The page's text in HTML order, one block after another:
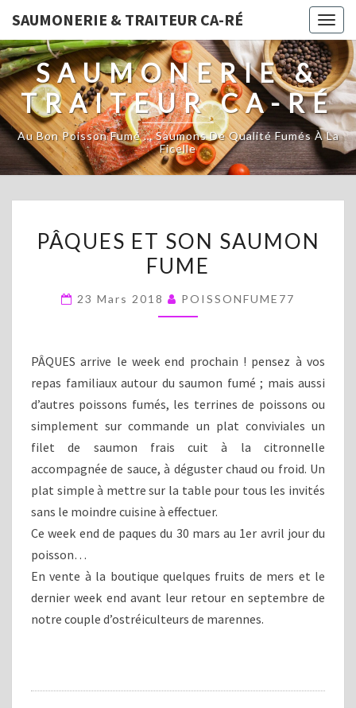
SAUMONERIE & TRAITEUR CA-RÉ
SAUMONERIE &
TRAITEUR CA-RÉ
Au Bon Poisson Fumé … Saumons De Qualité Fumés À La
Ficelle
ET
SON
PÂQUES ET SON SAUMON
FUME
23 Mars 2018 POISSONFUME77
PÂQUES arrive le week end prochain ! pensez à vos
repas familiaux autour du saumon fumé ; mais aussi
d’autres poissons fumés, les terrines de poissons ou
simplement sur commande un plat conviviales un
filet de saumon frais cuit à la citronnelle
accompagnée de sauce, à déguster chaud ou froid. Un
plat simple à mettre sur la table pour tous les invités
sans le moindre cuisine à effectuer.
Ce week end de paques du 30 mars au 1er avril jour du
poisson…
En vente à la boutique quelques fruits de mers et le
dernier week end avant leur retour en septembre de
notre couple d’ostréiculteurs de marennes.